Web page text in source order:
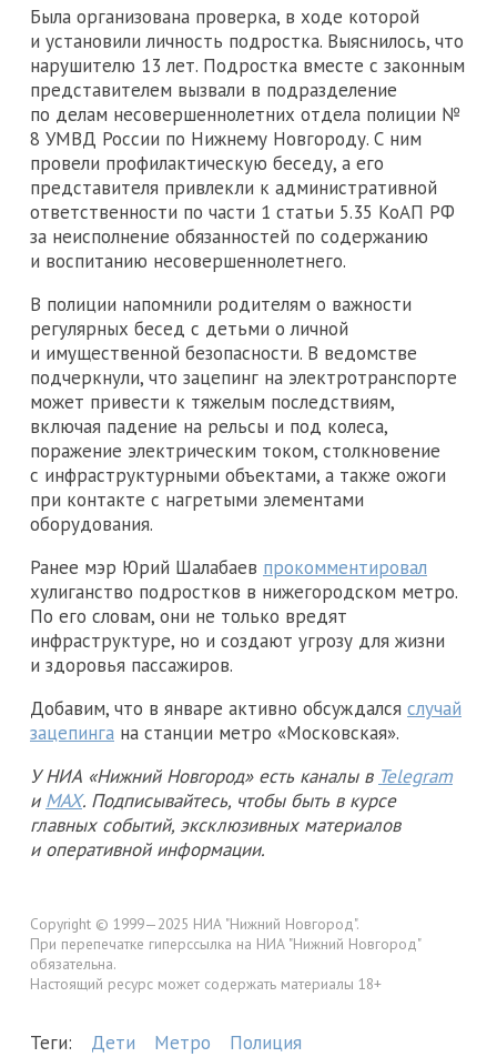
Была организована проверка, в ходе которой
и установили личность подростка. Выяснилось, что
нарушителю 13 лет. Подростка вместе с законным
представителем вызвали в подразделение
по делам несовершеннолетних отдела полиции №
8 УМВД России по Нижнему Новгороду. С ним
провели профилактическую беседу, а его
представителя привлекли к административной
ответственности по части 1 статьи 5.35 КоАП РФ
за неисполнение обязанностей по содержанию
и воспитанию несовершеннолетнего.
В полиции напомнили родителям о важности
регулярных бесед с детьми о личной
и имущественной безопасности. В ведомстве
подчеркнули, что зацепинг на электротранспорте
может привести к тяжелым последствиям,
включая падение на рельсы и под колеса,
поражение электрическим током, столкновение
с инфраструктурными объектами, а также ожоги
при контакте с нагретыми элементами
оборудования.
Ранее мэр Юрий Шалабаев прокомментировал
хулиганство подростков в нижегородском метро.
По его словам, они не только вредят
инфраструктуре, но и создают угрозу для жизни
и здоровья пассажиров.
Добавим, что в январе активно обсуждался случай
зацепинга на станции метро «Московская».
У НИА «Нижний Новгород» есть каналы в Telegram
и MAX. Подписывайтесь, чтобы быть в курсе
главных событий, эксклюзивных материалов
и оперативной информации.
Copyright © 1999—2025 НИА "Нижний Новгород".
При перепечатке гиперссылка на НИА "Нижний Новгород"
обязательна.
Настоящий ресурс может содержать материалы 18+
Теги: Дети Метро Полиция